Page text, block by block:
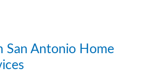
San Antonio Home